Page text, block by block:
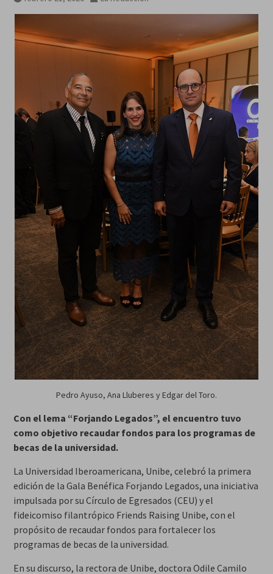
Pedro Ayuso, Ana Lluberes y Edgar del Toro.
Con el lema “Forjando Legados”, el encuentro tuvo
como objetivo recaudar fondos para los programas de
becas de la universidad.
La Universidad Iberoamericana, Unibe, celebró la primera
edición de la Gala Benéfica Forjando Legados, una iniciativa
impulsada por su Círculo de Egresados (CEU) y el
fideicomiso filantrópico Friends Raising Unibe, con el
propósito de recaudar fondos para fortalecer los
programas de becas de la universidad.
En su discurso, la rectora de Unibe, doctora Odile Camilo